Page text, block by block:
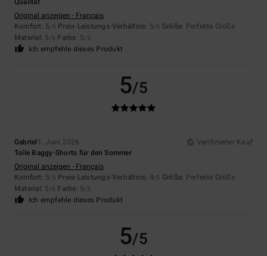
Original anzeigen - Français
Komfort: 5/5 Preis-Leistungs-Verhältnis: 5/5 Größe: Perfekte Größe
Material: 5 /5 Farbe: 5/5
Ich empfehle dieses Produkt
5/5
Gabriel 1. Juni 2026
Verifizierter Kauf
Tolle Baggy-Shorts für den Sommer
Original anzeigen - Français
Komfort: 5/5 Preis-Leistungs-Verhältnis: 4/5 Größe: Perfekte Größe
Material: 5 /5 Farbe: 5/5
Ich empfehle dieses Produkt
5/5